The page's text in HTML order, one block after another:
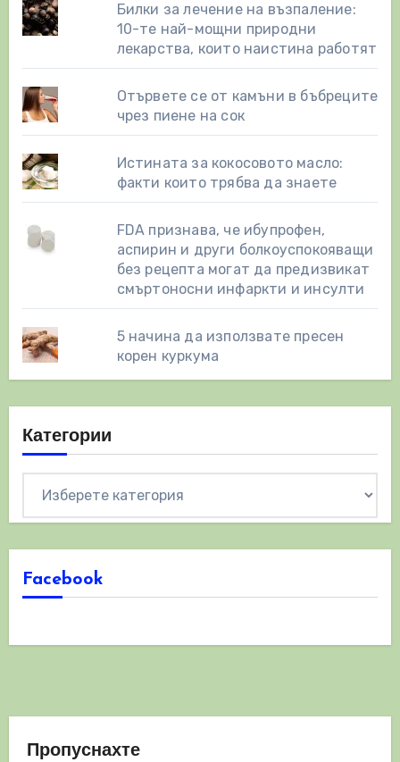
Билки за лечение на възпаление:
10-те най-мощни природни
лекарства, които наистина работят
Отървете се от камъни в бъбреците
чрез пиене на сок
Истината за кокосовото масло:
факти които трябва да знаете
FDA признава, че ибупрофен,
аспирин и други болкоуспокояващи
без рецепта могат да предизвикат
смъртоносни инфаркти и инсулти
5 начина да използвате пресен
корен куркума
Категории
Facebook
Пропуснахте